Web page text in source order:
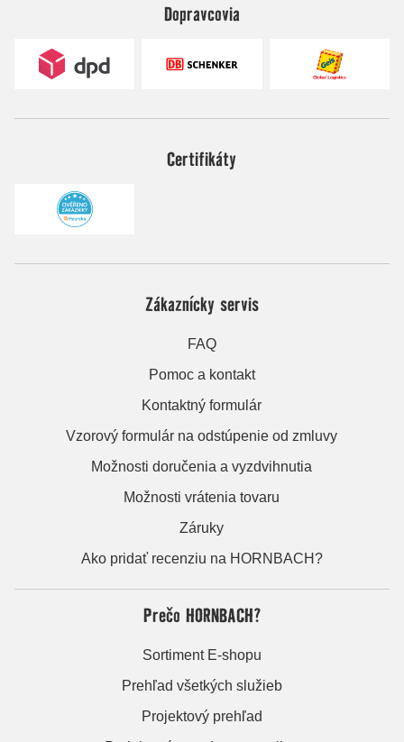
Dopravcovia
Certifikáty
Zákaznícky servis
FAQ
Pomoc a kontakt
Kontaktný formulár
Vzorový formulár na odstúpenie od zmluvy
Možnosti doručenia a vyzdvihnutia
Možnosti vrátenia tovaru
Záruky
Ako pridať recenziu na HORNBACH?
Prečo HORNBACH?
Sortiment E-shopu
Prehľad všetkých služieb
Projektový prehľad